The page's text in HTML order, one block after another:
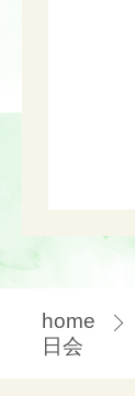
home
日会